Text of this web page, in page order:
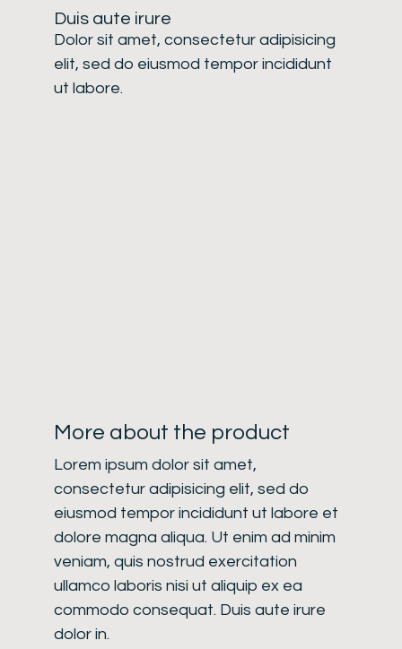
Duis aute irure
Dolor sit amet, consectetur adipisicing
elit, sed do eiusmod tempor incididunt
ut labore.
More about the product
Lorem ipsum dolor sit amet,
consectetur adipisicing elit, sed do
eiusmod tempor incididunt ut labore et
dolore magna aliqua. Ut enim ad minim
veniam, quis nostrud exercitation
ullamco laboris nisi ut aliquip ex ea
commodo consequat. Duis aute irure
dolor in.